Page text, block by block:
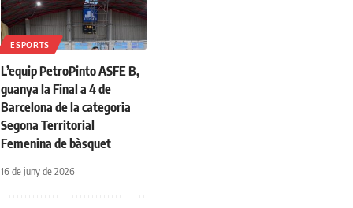
ESPORTS
L’equip PetroPinto ASFE B,
guanya la Final a 4 de
Barcelona de la categoria
Segona Territorial
Femenina de bàsquet
16 de juny de 2026